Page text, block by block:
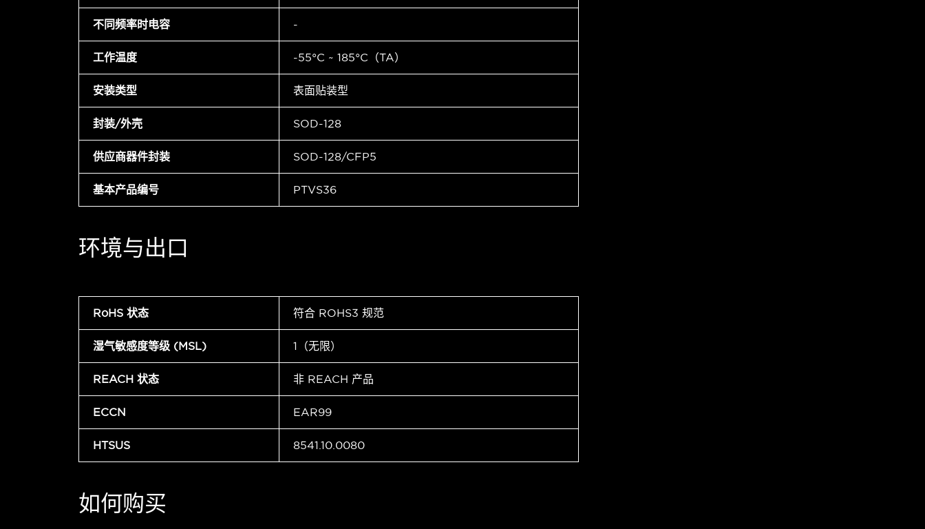
不同频率时电容 -
工作温度 -55°C ~ 185°C（TA）
安装类型 表面贴装型
封装/外壳 SOD-128
供应商器件封装 SOD-128/CFP5
基本产品编号 PTVS36
环境与出口
RoHS 状态 符合 ROHS3 规范
湿气敏感度等级 (MSL) 1（无限）
REACH 状态 非 REACH 产品
ECCN EAR99
HTSUS 8541.10.0080
如何购买